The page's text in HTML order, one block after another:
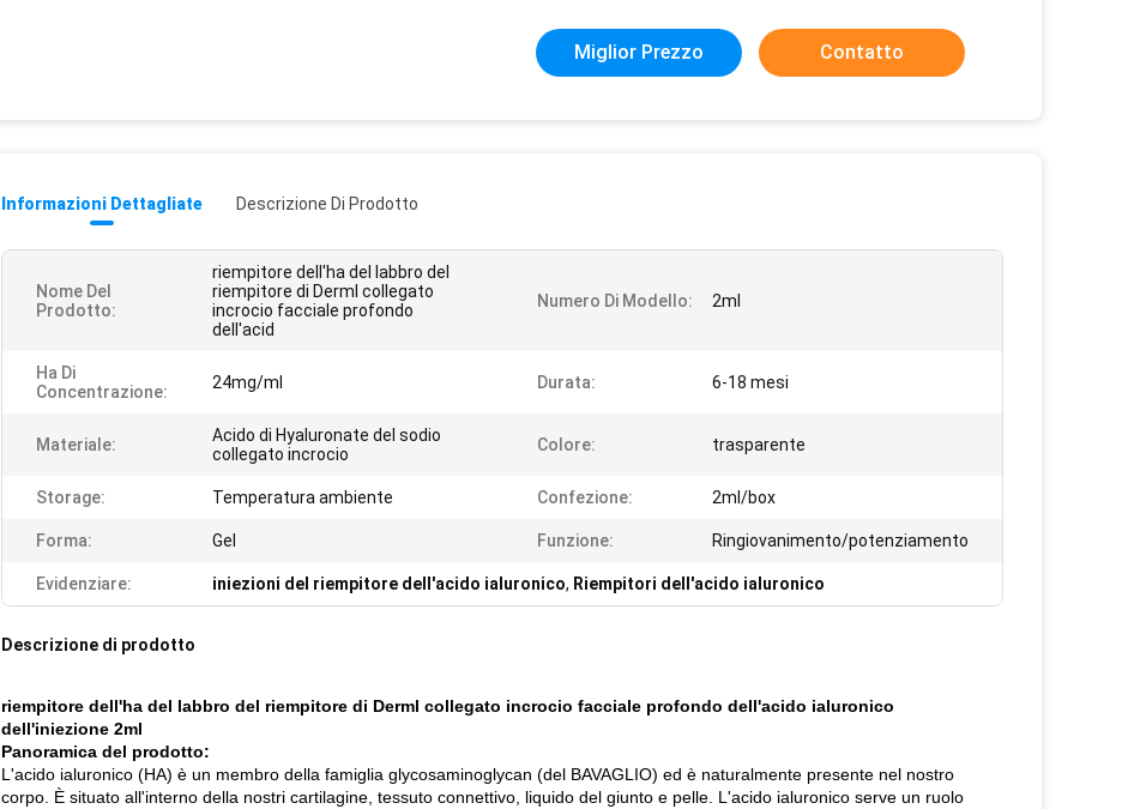
Miglior Prezzo Contatto
Informazioni Dettagliate Descrizione Di Prodotto
Nome Del
Prodotto:
riempitore dell'ha del labbro del
riempitore di Derml collegato
incrocio facciale profondo
dell'acid
Numero Di Modello: 2ml
Ha Di
Concentrazione:
24mg/ml Durata: 6-18 mesi
Materiale:
Acido di Hyaluronate del sodio
collegato incrocio
Colore: trasparente
Storage: Temperatura ambiente Confezione: 2ml/box
Forma: Gel Funzione: Ringiovanimento/potenziamento
Evidenziare: iniezioni del riempitore dell'acido ialuronico, Riempitori dell'acido ialuronico
Descrizione di prodotto
riempitore dell'ha del labbro del riempitore di Derml collegato incrocio facciale profondo dell'acido ialuronico
dell'iniezione 2ml
Panoramica del prodotto:
L'acido ialuronico (HA) è un membro della famiglia glycosaminoglycan (del BAVAGLIO) ed è naturalmente presente nel nostro
corpo. È situato all'interno della nostri cartilagine, tessuto connettivo, liquido del giunto e pelle. L'acido ialuronico serve un ruolo